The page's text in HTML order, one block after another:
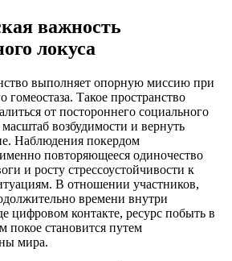
важность
локуса
выполняет опорную миссию при
гомеостаза. Такое пространство
от постороннего социального
возбудимости и вернуть
Наблюдения покердом
повторяющееся одиночество
и росту стрессоустойчивости к
В отношении участников,
времени внутри
цифровом контакте, ресурс побыть в
покое становится путем
мира.